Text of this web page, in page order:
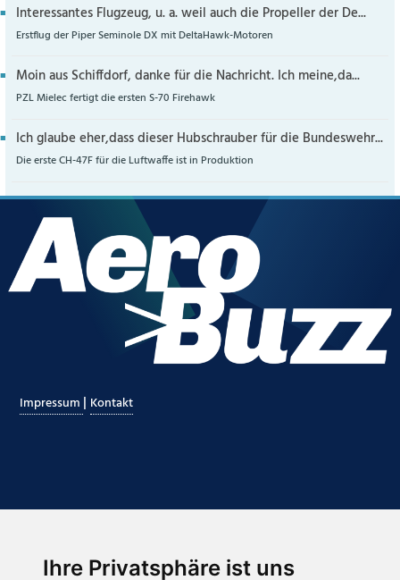
Ihre Privatsphäre ist uns
Interessantes Flugzeug, u. a. weil auch die Propeller der De...
Erstflug der Piper Seminole DX mit DeltaHawk-Motoren
Moin aus Schiffdorf, danke für die Nachricht. Ich meine,da...
PZL Mielec fertigt die ersten S-70 Firehawk
Ich glaube eher,dass dieser Hubschrauber für die Bundeswehr...
Die erste CH-47F für die Luftwaffe ist in Produktion
Impressum | Kontakt